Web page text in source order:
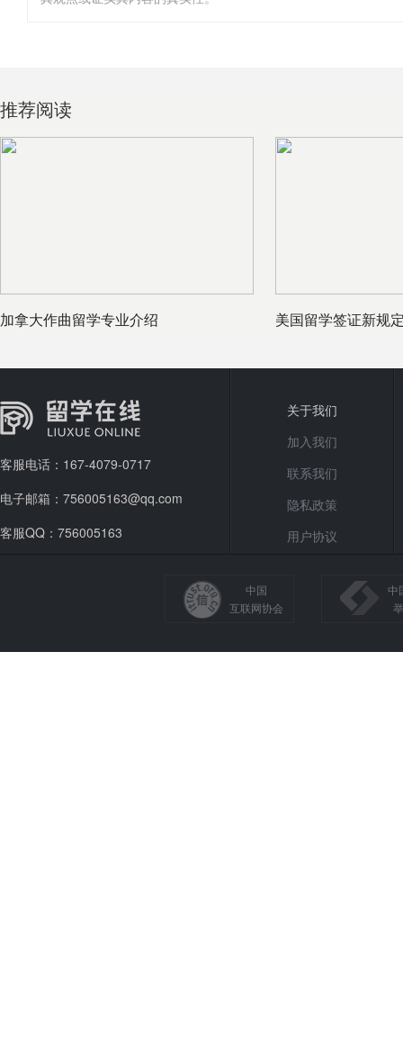
推荐阅读
加拿大作曲留学专业介绍 美国留学签证新规
客服电话：167-4079-0717
电子邮箱：756005163@qq.com
客服QQ：756005163
关于我们
加入我们
联系我们
隐私政策
用户协议
中国
互联网协会
中